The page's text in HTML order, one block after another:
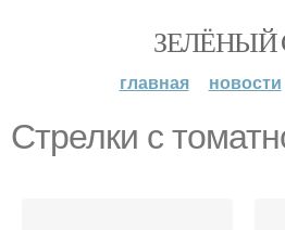
ЗЕЛЁНЫЙ
главная новости
Стрелки с